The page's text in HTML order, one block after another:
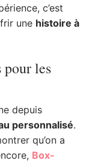
c’est
une histoire à
pour les
depuis
personnalisé.
qu’on a
Box-